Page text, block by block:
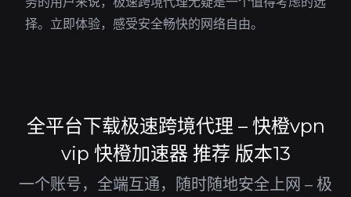
择。立即体验，感受安全畅快的网络自由。
全平台下载极速跨境代理 – 快橙vpn
vip 快橙加速器 推荐 版本13
一个账号，全端互通，随时随地安全上网 – 极